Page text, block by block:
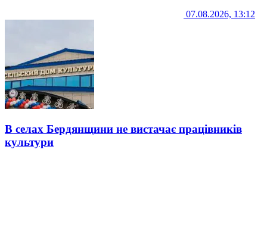
07.08.2026, 13:12
В селах Бердянщини не вистачає працівників
культури